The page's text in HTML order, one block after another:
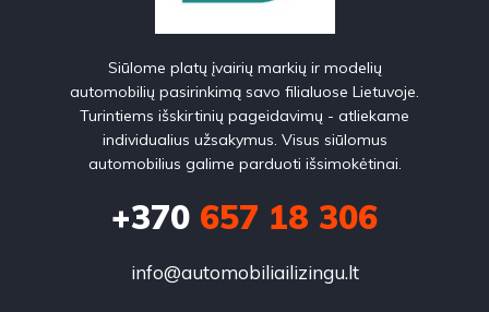
Siūlome platų įvairių markių ir modelių
automobilių pasirinkimą savo filialuose Lietuvoje.
Turintiems išskirtinių pageidavimų - atliekame
individualius užsakymus. Visus siūlomus
automobilius galime parduoti išsimokėtinai.
+370 657 18 306
info@automobiliailizingu.lt